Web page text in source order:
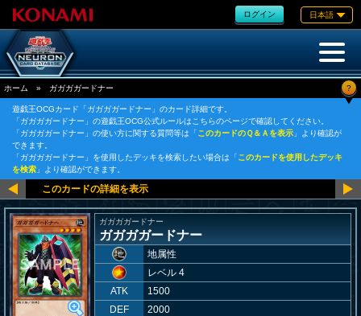
ログイン 日本語
ホーム » ガガガガードナー ?
遊戯王OCGカード「ガガガガードナー」のカード詳細です。
「ガガガガードナー」の遊戯王OCG公式ルールはこちらのページで確認してください。
「ガガガガードナー」の使い方に関する質問等は「このカードのＱ＆Ａを表示 」より確認が
できます。
「ガガガガードナー」を使用したデッキを検索したい場合は「このカードを使用したデッキ
を検索 」より確認ができます。
ガガガガードナー
ガガガガードナー
地属性
レベル 4
ATK
1500
DEF
2000